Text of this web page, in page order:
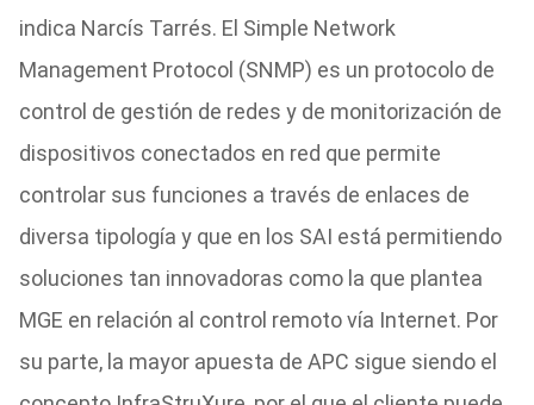
indica Narcís Tarrés. El Simple Network
Management Protocol (SNMP) es un protocolo de
control de gestión de redes y de monitorización de
dispositivos conectados en red que permite
controlar sus funciones a través de enlaces de
diversa tipología y que en los SAI está permitiendo
soluciones tan innovadoras como la que plantea
MGE en relación al control remoto vía Internet. Por
su parte, la mayor apuesta de APC sigue siendo el